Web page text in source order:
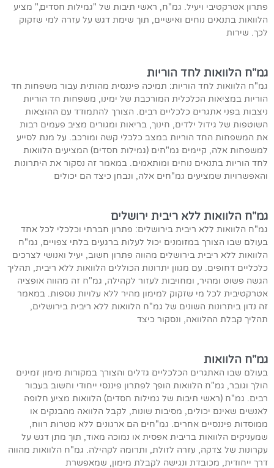
פתרון אטרקטיבי ויעיל. גמ"ח, ראשי תיבות של "גמילות חסדים," מציע
הלוואות בתנאים נוחים ואישיים, תוך שימת דגש על עזרה למי שזקוק
לכך. שירות
גמ"ח הלוואות לחד הוריות
גמ"ח הלוואות לחד הוריות: תמיכה פיננסית מהותית עבור משפחות חד
הוריות במציאות הכלכלית המורכבת של ימינו, משפחות חד הוריות
ניצבות בפני אתגרים כלכליים רבים. הצורך להתמודד עם ההוצאות
השוטפות של גידול ילדים, חינוך, בריאות ומגורים מציב פעמים רבות
את המשפחות החד הוריות במצב כלכלי קשה ומורכב. על מנת לסייע
למשפחות אלה, קיימים גמ"חים (גמילות חסדים) המציעים הלוואות
לחד הוריות בתנאים נוחים ומותאמים. במאמר זה נסקור את היתרונות
והאפשרויות שמציעים גמ"חים אלה, ונבחן כיצד הם יכולים
גמ"ח הלוואות ללא ריבית ירושלים
גמ"ח הלוואות ללא ריבית בירושלים: פתרון חברתי וכלכלי לכל אחד
בעולם שבו הצורך במזומנים יכול לעלות ברגעים בלתי צפויים, גמ"ח
הלוואות ללא ריבית בירושלים מהווה פתרון חשוב, יעיל ואנושי לצרכים
כלכליים דחופים. עם מגוון יתרונות הכוללים הלוואות ללא ריבית, תהליך
הגשה פשוט ומהיר, ומחויבות לעזור לקהילה, גמ"ח זה מהווה אופציה
אטרקטיבית לכל מי שזקוק למימון מהיר ללא עלויות נוספות. במאמר
זה נדון ביתרונות השונים של גמ"ח הלוואות ללא ריבית בירושלים,
תהליך קבלת ההלוואה, ונסקור כיצד
גמ"ח הלוואות
בעולם שבו האתגרים הכלכליים גדלים והצורך במקורות מימון זמינים
הולך וגובר, גמ"ח הלוואות הופך לפתרון פיננסי ייחודי וחשוב בעבור
רבים. גמ"ח (ראשי תיבות של גמילות חסדים) הלוואות מציע חלופה
לאנשים שאינם יכולים, מסיבות שונות, לקבל הלוואה מהבנקים או
ממוסדות פיננסיים אחרים. גמ"חים הם ארגונים ללא מטרות רווח,
שמעניקים הלוואות בריבית אפסית או נמוכה מאוד, תוך מתן דגש על
עקרונות של צדקה, עזרה לזולת, ותרומה לקהילה. גמ"ח הלוואות מהווה
דרך ייחודית, מכובדת ונגישה לקבלת מימון, שמאפשרת